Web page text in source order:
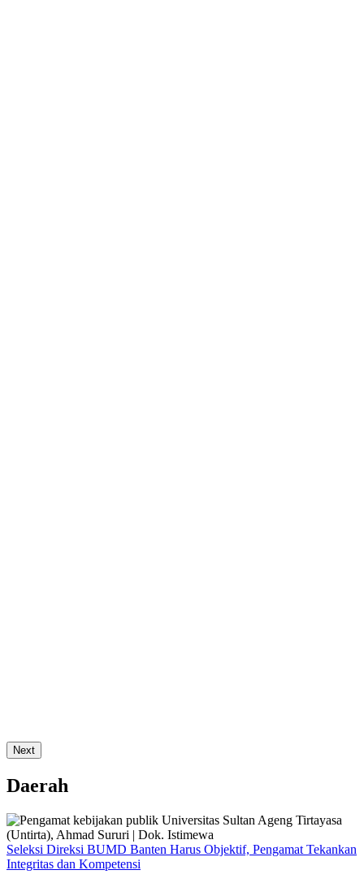
Next
Daerah
Seleksi Direksi BUMD Banten Harus Objektif, Pengamat Tekankan
Integritas dan Kompetensi